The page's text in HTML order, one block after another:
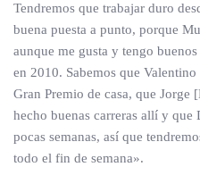
Tendremos que trabajar duro
buena puesta a punto, porque
aunque me gusta y tengo
en 2010. Sabemos que
Gran Premio de casa, que
hecho buenas carreras allí y que
pocas semanas, así que
todo el fin de semana».